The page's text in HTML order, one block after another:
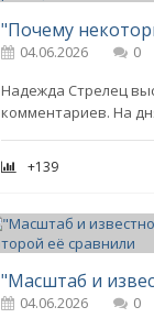
04.06.2026
0
Надежда Стрелец
комментариев. На
+139
04.06.2026
0